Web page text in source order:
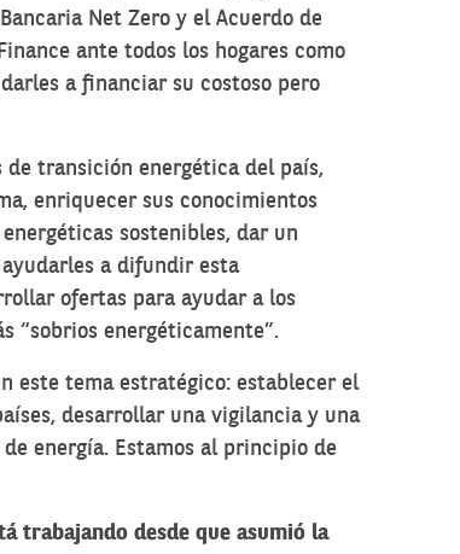
Net Zero y el Acuerdo de
ante todos los hogares como
a financiar su costoso pero
de transición energética del país,
enriquecer sus conocimientos
sostenibles, dar un
a difundir esta
ofertas para ayudar a los
“sobrios energéticamente”.
este tema estratégico: establecer el
desarrollar una vigilancia y una
energía. Estamos al principio de
trabajando desde que asumió la